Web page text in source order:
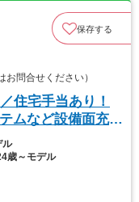
保存する
問合せください）
住宅手当あり！
ムなど設備面充
ル
歳～モデル